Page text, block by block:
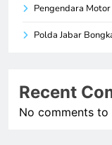
Pengendara
Polda Jabar
Recent
No comments to